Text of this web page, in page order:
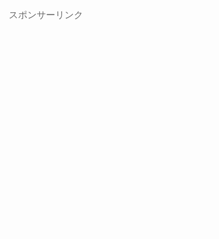
スポンサーリンク